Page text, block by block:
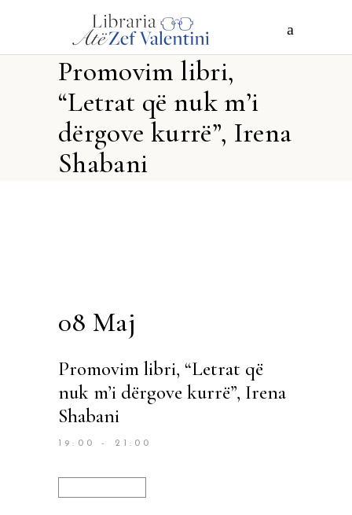
Promovim libri,
“Letrat që nuk m’i
dërgove kurrë”, Irena
Shabani
08 Maj
Promovim libri, “Letrat që
nuk m’i dërgove kurrë”, Irena
Shabani
19:00 - 21:00